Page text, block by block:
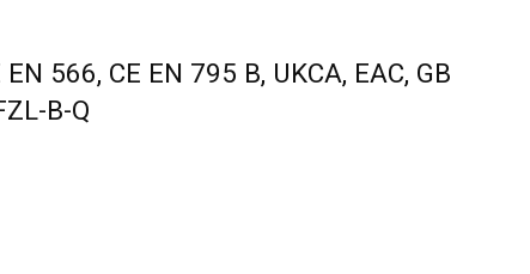
EN 566, CE EN 795 B, UKCA, EAC, GB
B-Q